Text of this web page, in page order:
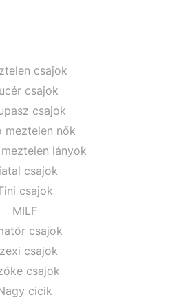
csajok
csajok
csajok
meztelen nők
lányok
csajok
csajok
MILF
csajok
csajok
csajok
cicik